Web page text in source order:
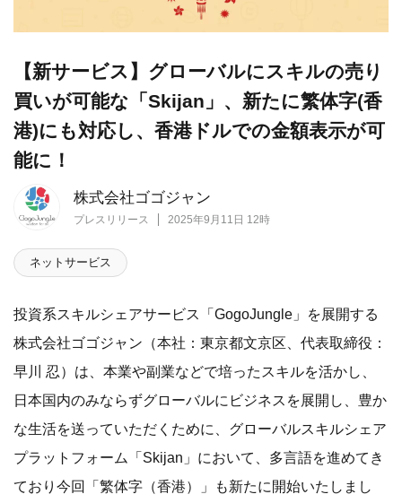
株式会社ゴゴジャン
プレスリリース 2025年9月11日 12時
【新サービス】グローバルにスキルの売り
買いが可能な「Skijan」、新たに繁体字(香
港)にも対応し、香港ドルでの金額表示が可
能に！
ネットサービス
投資系スキルシェアサービス「GogoJungle」を展開する
株式会社ゴゴジャン（本社：東京都文京区、代表取締役：
早川 忍）は、本業や副業などで培ったスキルを活かし、
日本国内のみならずグローバルにビジネスを展開し、豊か
な生活を送っていただくために、グローバルスキルシェア
プラットフォーム「Skijan」において、多言語を進めてき
ており今回「繁体字（香港）」も新たに開始いたしまし